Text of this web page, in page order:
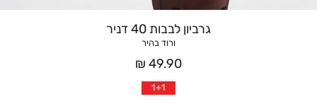
גרביון לבבות 40 דניר
ורוד בהיר
מחיר
אחרי
הנחה
49.90 ₪
1+1